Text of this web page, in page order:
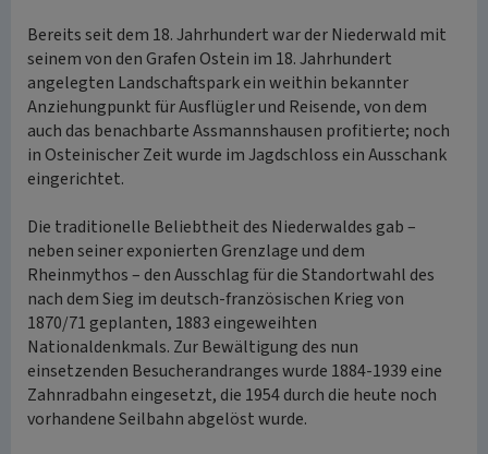
Bereits seit dem 18. Jahrhundert war der Niederwald mit
seinem von den Grafen Ostein im 18. Jahrhundert
angelegten Landschaftspark ein weithin bekannter
Anziehungpunkt für Ausflügler und Reisende, von dem
auch das benachbarte Assmannshausen profitierte; noch
in Osteinischer Zeit wurde im Jagdschloss ein Ausschank
eingerichtet.
Die traditionelle Beliebtheit des Niederwaldes gab –
neben seiner exponierten Grenzlage und dem
Rheinmythos – den Ausschlag für die Standortwahl des
nach dem Sieg im deutsch-französischen Krieg von
1870/71 geplanten, 1883 eingeweihten
Nationaldenkmals. Zur Bewältigung des nun
einsetzenden Besucherandranges wurde 1884-1939 eine
Zahnradbahn eingesetzt, die 1954 durch die heute noch
vorhandene Seilbahn abgelöst wurde.